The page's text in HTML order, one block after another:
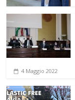
4 Maggio 2022